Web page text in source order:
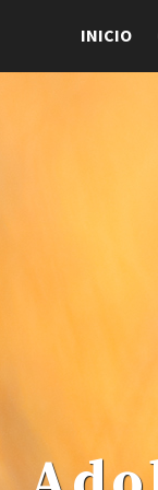
INICIO